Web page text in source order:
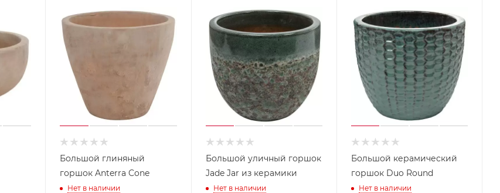
Большой глиняный
горшок Anterra Cone
Нет в наличии
Большой уличный горшок
Jade Jar из керамики
Нет в наличии
Большой керамический
горшок Duo Round
Нет в наличии